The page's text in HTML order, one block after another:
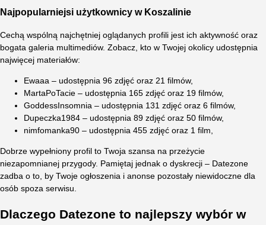
Najpopularniejsi użytkownicy w Koszalinie
Cechą wspólną najchętniej oglądanych profili jest ich aktywność oraz
bogata galeria multimediów. Zobacz, kto w Twojej okolicy udostępnia
najwięcej materiałów:
Ewaaa – udostępnia 96 zdjęć oraz 21 filmów,
MartaPoTacie – udostępnia 165 zdjęć oraz 19 filmów,
GoddessInsomnia – udostępnia 131 zdjęć oraz 6 filmów,
Dupeczka1984 – udostępnia 89 zdjęć oraz 50 filmów,
nimfomanka90 – udostępnia 455 zdjęć oraz 1 film,
Dobrze wypełniony profil to Twoja szansa na przeżycie
niezapomnianej przygody. Pamiętaj jednak o dyskrecji – Datezone
zadba o to, by Twoje ogłoszenia i anonse pozostały niewidoczne dla
osób spoza serwisu.
Dlaczego Datezone to najlepszy wybór w